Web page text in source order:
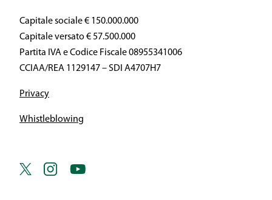
Capitale sociale € 150.000.000
Capitale versato € 57.500.000
Partita IVA e Codice Fiscale 08955341006
CCIAA/REA 1129147 – SDI A4707H7
Privacy
Whistleblowing